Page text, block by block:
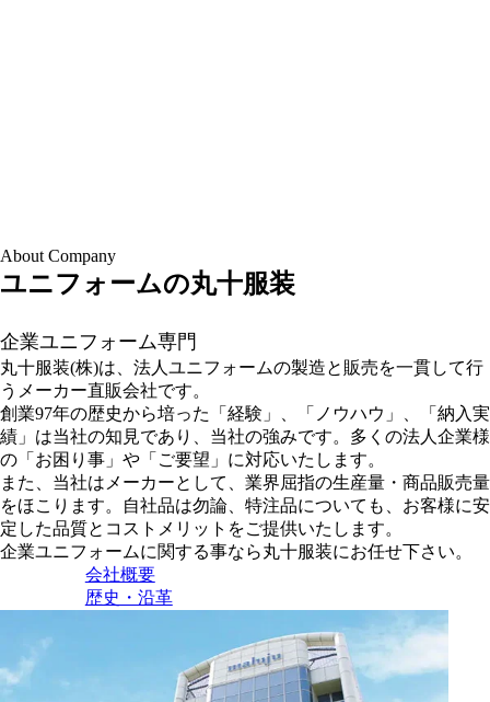
About Company
ユニフォームの丸十服装
企業ユニフォーム専門
丸十服装(株)は、法人ユニフォームの製造と販売を一貫して行
うメーカー直販会社です。
創業97年の歴史から培った「経験」、「ノウハウ」、「納入実
績」は当社の知見であり、当社の強みです。多くの法人企業様
の「お困り事」や「ご要望」に対応いたします。
また、当社はメーカーとして、業界屈指の生産量・商品販売量
をほこります。自社品は勿論、特注品についても、お客様に安
定した品質とコストメリットをご提供いたします。
企業ユニフォームに関する事なら丸十服装にお任せ下さい。
会社概要
歴史・沿革